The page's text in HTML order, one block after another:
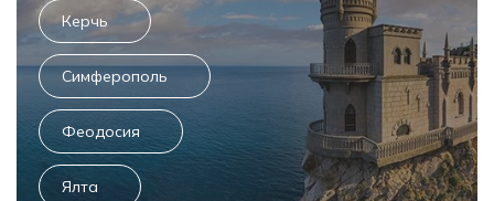
Керчь
Симферополь
Феодосия
Ялта